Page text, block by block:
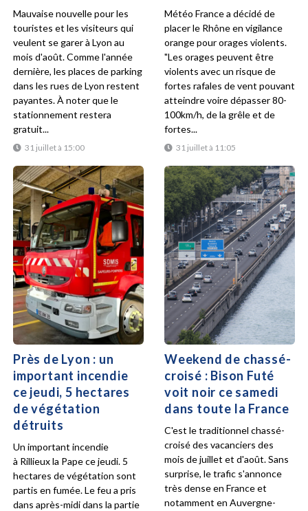
31 juillet à 15:00
Mauvaise nouvelle pour les
touristes et les visiteurs qui
veulent se garer à Lyon au
mois d'août. Comme l'année
dernière, les places de parking
dans les rues de Lyon restent
payantes. À noter que le
stationnement restera
gratuit...
31 juillet à 11:05
Météo France a décidé de
placer le Rhône en vigilance
orange pour orages violents.
"Les orages peuvent être
violents avec un risque de
fortes rafales de vent pouvant
atteindre voire dépasser 80-
100km/h, de la grêle et de
fortes...
Près de Lyon : un
important incendie
ce jeudi, 5 hectares
de végétation
détruits
Un important incendie
à Rillieux la Pape ce jeudi. 5
hectares de végétation sont
partis en fumée. Le feu a pris
dans après-midi dans la partie
Weekend de chassé-
croisé : Bison Futé
voit noir ce samedi
dans toute la France
C'est le traditionnel chassé-
croisé des vacanciers des
mois de juillet et d'août. Sans
surprise, le trafic s'annonce
très dense en France et
notamment en Auvergne-